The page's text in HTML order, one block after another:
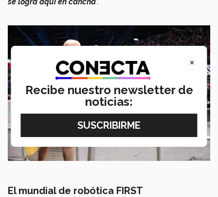
se logra aquí en cancha”.
El mundial de robótica FIRST
×
Recibe nuestro newsletter de
noticias: